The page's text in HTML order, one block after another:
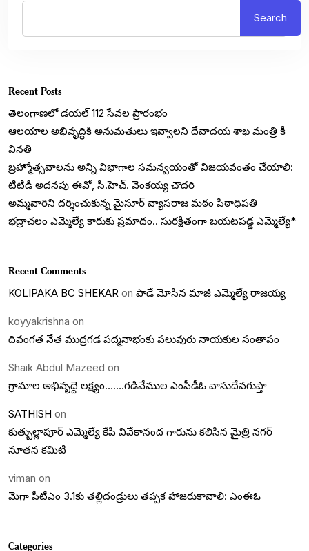
Search
Recent Posts
తెలంగాణలో డయల్‌ 112 సేవల ప్రారంభం
ఆలయాల అభివృద్ధికి అనుమతులు ఇవ్వాలని దేవాదయ శాఖ మంత్రి కీ
వినతి
బ్రహ్మోత్సవాలను అన్ని విభాగాల సమన్వయంతో విజయవంతం చేయాలి:
టీటీడీ అదనపు ఈవో, సి.హెచ్. వెంకయ్య చౌదరి
అమ్మవారిని దర్శించుకున్న మైసూర్ వ్యాసరాజ మఠం పీఠాధిపతి
భద్రాచలం ఎమ్మెల్యే కారుకు ప్రమాదం.. సురక్షితంగా బయటపడ్డ ఎమ్మెల్యే*
Recent Comments
KOLIPAKA BC SHEKAR on పాడే మోసిన మాజీ ఎమ్మెల్యే రాజయ్య
koyyakrishna on
దివంగత నేత ముద్రగడ పద్మనాభంకు పలువురు నాయకుల సంతాపం
Shaik Abdul Mazeed on
గ్రామాల అభివృద్దె లక్ష్యం…….గడివేముల ఎంపీడీఓ వాసుదేవగుప్తా
SATHISH on
కుత్బుల్లాపూర్ ఎమ్మెల్యే కేపీ వివేకానంద గారును కలిసిన మైత్రి నగర్
నూతన కమిటీ
viman on
మెగా పీటీఎం 3.1కు తల్లిదండ్రులు తప్పక హాజరుకావాలి: ఎంఈఓ
Categories